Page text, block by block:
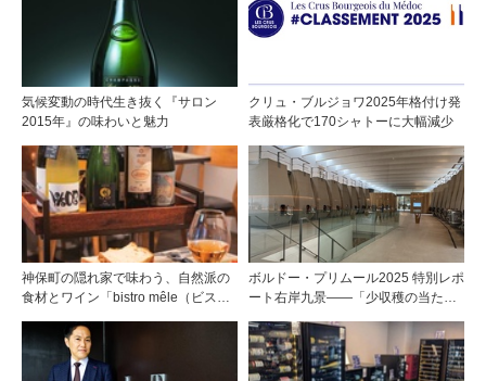
気候変動の時代生き抜く『サロン
2015年』の味わいと魅力
クリュ・ブルジョワ2025年格付け発
表厳格化で170シャトーに大幅減少
神保町の隠れ家で味わう、自然派の
食材とワイン「bistro mêle（ビスト
ボルドー・プリムール2025 特別レポ
ート右岸九景――「少収穫の当たり
ンテミリオン 有力9シャトー訪問記